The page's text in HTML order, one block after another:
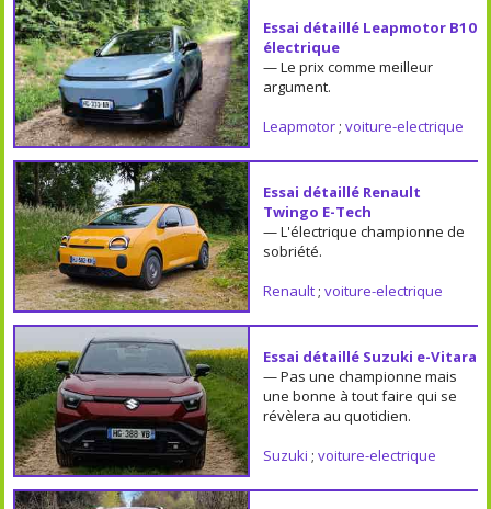
Essai détaillé Leapmotor B10
électrique
— Le prix comme meilleur
argument.
Leapmotor; voiture-electrique
Essai détaillé Renault
Twingo E-Tech
— L'électrique championne de
sobriété.
Renault; voiture-electrique
Essai détaillé Suzuki e-Vitara
— Pas une championne mais
une bonne à tout faire qui se
révèlera au quotidien.
Suzuki ; voiture-electrique